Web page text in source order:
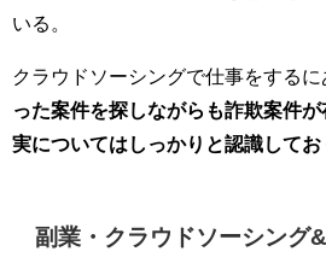
いる。
クラウドソーシングで仕事をするに
った案件を探しながらも詐欺案件
実についてはしっかりと認識して
副業・クラウドソーシング